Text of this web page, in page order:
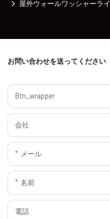
屋外ウォールワッシャーラ
お問い合わせを送ってください
Btn_wrapper
会社
メール
名前
電話